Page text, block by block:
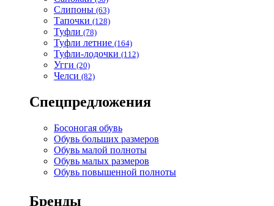
Слипоны (63)
Тапочки (128)
Туфли (78)
Туфли летние (164)
Туфли-лодочки (112)
Угги (20)
Челси (82)
Спецпредложения
Босоногая обувь
Обувь больших размеров
Обувь малой полноты
Обувь малых размеров
Обувь повышенной полноты
Бренды